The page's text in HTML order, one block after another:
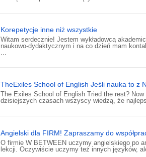
Korepetycje inne niż wszystkie
Witam serdecznie! Jestem wykładowcą
naukowo-dydaktycznym i na co dzień mam
...
TheExiles School of English Jeśli nauka to z
The Exiles School of English Tried the rest?
dzisiejszych czasach wszyscy wiedzą, że
Angielski dla FIRM! Zapraszamy do
O firmie W BETWEEN uczymy angielskiego po
lekcji. Oczywiście uczymy też innych języków,